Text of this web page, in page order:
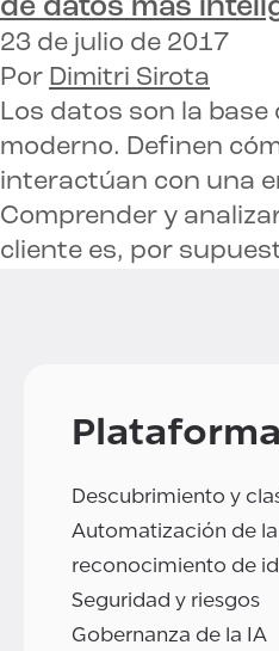
de datos más
23 de julio de 2017
Por Dimitri Sirota
Los datos son la
moderno. Definen
interactúan con una
Comprender y
cliente es, por
Plataforma
Descubrimiento y
Automatización de
reconocimiento de
Seguridad y riesgos
Gobernanza de la IA